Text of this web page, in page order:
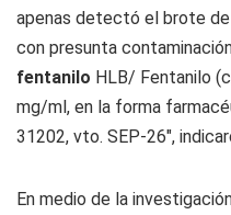
apenas detectó el brote
con presunta
fentanilo HLB/ Fentanilo
mg/ml, en la forma
31202, vto. SEP-26″,
En medio de la